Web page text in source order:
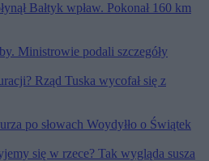
Bałtyk wpław. Pokonał 160 km
Ministrowie podali szczegóły
Rząd Tuska wycofał się z
po słowach Woydyłło o Świątek
się w rzece? Tak wygląda susza